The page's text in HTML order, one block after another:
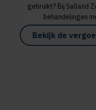
gebruikt? Bij Salland
behandelingen
Bekijk de